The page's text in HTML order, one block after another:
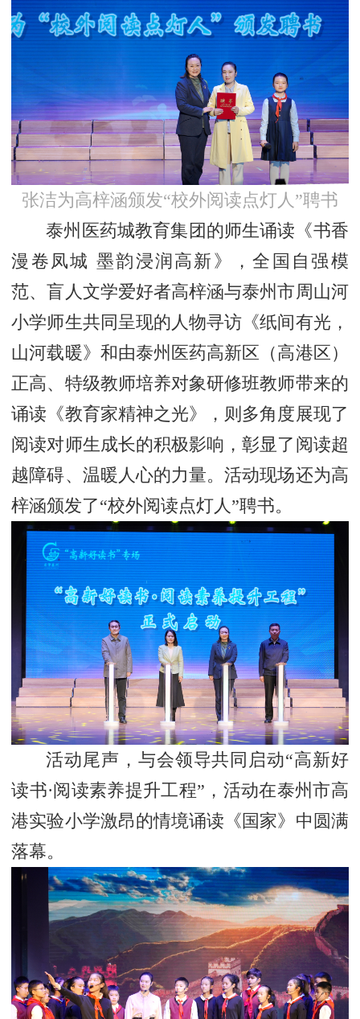
张洁为高梓涵颁发“校外阅读点灯人”聘书
泰州医药城教育集团的师生诵读《书香
漫卷凤城 墨韵浸润高新》，全国自强模
范、盲人文学爱好者高梓涵与泰州市周山河
小学师生共同呈现的人物寻访《纸间有光，
山河载暖》和由泰州医药高新区（高港区）
正高、特级教师培养对象研修班教师带来的
诵读《教育家精神之光》，则多角度展现了
阅读对师生成长的积极影响，彰显了阅读超
越障碍、温暖人心的力量。活动现场还为高
梓涵颁发了“校外阅读点灯人”聘书。
活动尾声，与会领导共同启动“高新好
读书·阅读素养提升工程”，活动在泰州市高
港实验小学激昂的情境诵读《国家》中圆满
落幕。